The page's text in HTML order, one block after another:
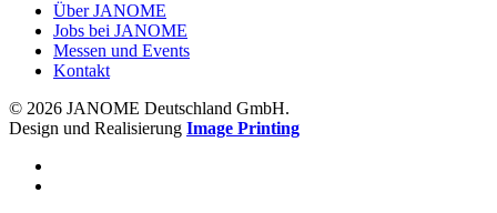
Über JANOME
Jobs bei JANOME
Messen und Events
Kontakt
© 2026 JANOME Deutschland GmbH.
Design und Realisierung Image Printing